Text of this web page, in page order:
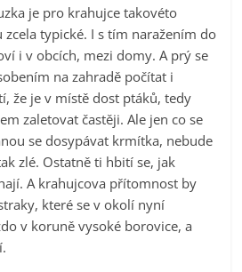
je pro krahujce takovéto
typické. I s tím naražením do
i v obcích, mezi domy. A prý se
na zahradě počítat i
že je v místě dost ptáků, tedy
zaletovat častěji. Ale jen co se
se dosypávat krmítka, nebude
zlé. Ostatně ti hbití se, jak
A krahujcova přítomnost by
které se v okolí nyní
v koruně vysoké borovice, a